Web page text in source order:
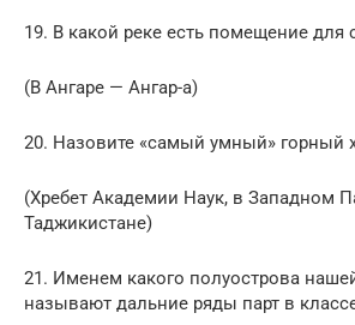
19. В какой реке есть помещение для
(В Ангаре — Ангар-а)
20. Назовите «самый умный» горный
(Хребет Академии Наук, в Западном
Таджикистане)
21. Именем какого полуострова
называют дальние ряды парт в